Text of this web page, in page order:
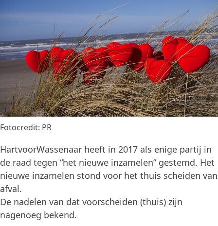
Fotocredit: PR
HartvoorWassenaar heeft in 2017 als enige partij in
de raad tegen “het nieuwe inzamelen” gestemd. Het
nieuwe inzamelen stond voor het thuis scheiden van
afval.
De nadelen van dat voorscheiden (thuis) zijn
nagenoeg bekend.